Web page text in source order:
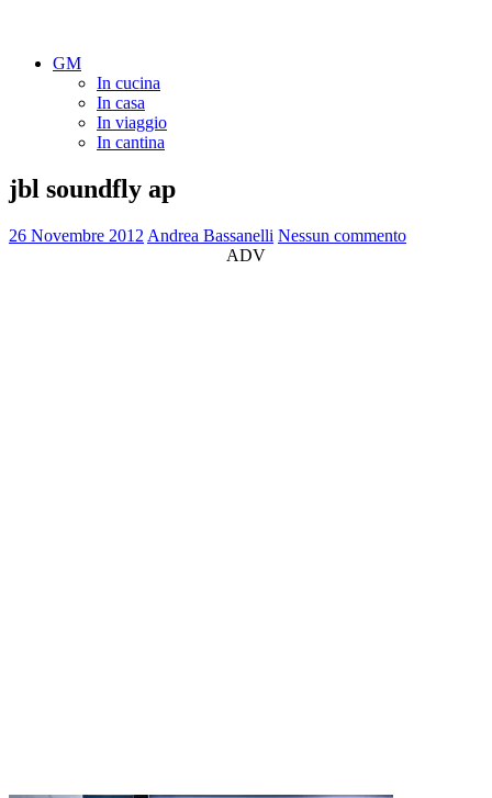
GM
In cucina
In casa
In viaggio
In cantina
jbl soundfly ap
26 Novembre 2012 Andrea Bassanelli Nessun commento
ADV